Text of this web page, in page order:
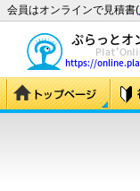
会員はオンラインで見積書(